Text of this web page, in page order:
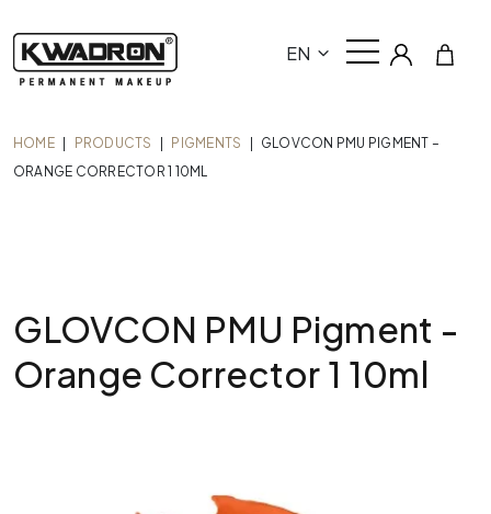
EN
HOME PRODUCTS PIGMENTS
GLOVCON PMU PIGMENT –
ORANGE CORRECTOR 1 10ML
GLOVCON PMU Pigment -
Orange Corrector 1 10ml